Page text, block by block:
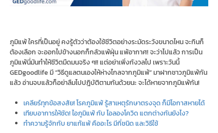
ภูมิแพ้ ใครที่เป็นอยู่ คงรู้ตัวว่าต้องใช้ชีวิตอย่างระมัดระวังขนาดไหน จะกินก็
ต้องเลือก จะออกไปข้างนอกก็กลัวแพ้ฝุ่น แพ้อากาศ! จะว่าไปแล้ว การเป็น
ภูมิแพ้นี่มันทำให้ชีวิตมืดมนจริง ๆ!! แต่อย่าเพิ่งกังวลไป เพราะวันนี้
GEDgoodlife มี “วิธีดูแลตนเองให้ห่างไกลจากภูมิแพ้” มาฝากชาวภูมิแพ้กัน
แล้ว อ่านจบแล้วก็อย่าลืมไปปฎิบัติตามกันด้วยนะ จะได้หายจากภูมิแพ้กัน!
เคลียร์ทุกข้อสงสัย! โรคภูมิแพ้ รู้สาเหตุรักษาตรงจุด ก็มีโอกาสหายได้
เทียบอาการให้ชัด! ไอภูมิแพ้ กับ ไอลองโควิด แตกต่างกันยังไง?
ทำความรู้จักกับ ยาแก้แพ้ คืออะไร มีกี่ชนิด และวิธีใช้